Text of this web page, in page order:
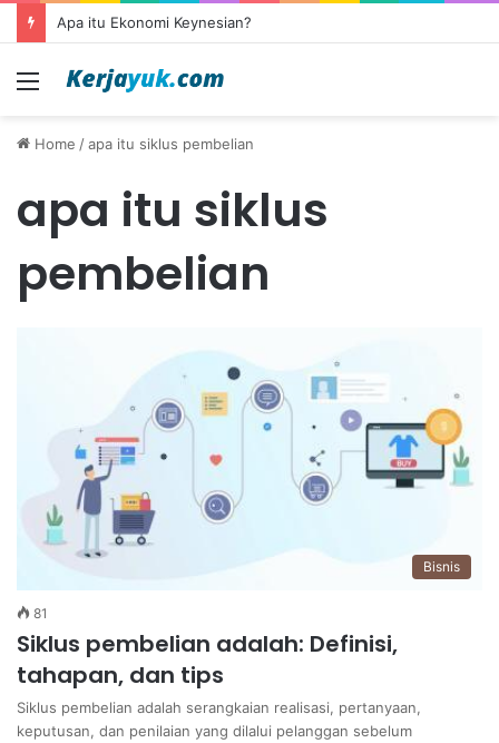
Apa itu Ekonomi Keynesian?
Menu
Home /apa itu siklus pembelian
apa itu siklus
pembelian
Bisnis
81
Siklus pembelian adalah: Definisi,
tahapan, dan tips
Siklus pembelian adalah serangkaian realisasi, pertanyaan,
keputusan, dan penilaian yang dilalui pelanggan sebelum